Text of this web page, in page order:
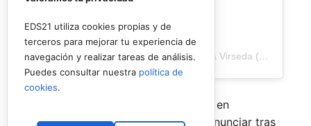
Una publicación compartida de Veronica Virseda (@verovirseda)
Con el mercado de parejas todavía en
movimiento y varios cambios por anunciar tras
EDS21 utiliza cookies propias y de
terceros para mejorar tu experiencia de
navegación y realizar tareas de análisis.
Puedes consultar nuestra política de
cookies.